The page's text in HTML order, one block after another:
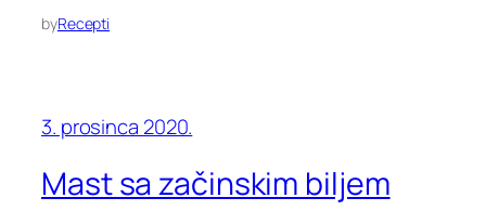
byRecepti
3. prosinca 2020.
Mast sa začinskim biljem